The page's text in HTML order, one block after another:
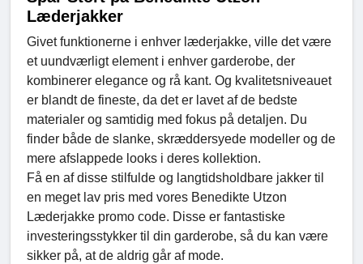
Læderjakker
Givet funktionerne i enhver læderjakke, ville det være
et uundværligt element i enhver garderobe, der
kombinerer elegance og rå kant. Og kvalitetsniveauet
er blandt de fineste, da det er lavet af de bedste
materialer og samtidig med fokus på detaljen. Du
finder både de slanke, skræddersyede modeller og de
mere afslappede looks i deres kollektion.
Få en af disse stilfulde og langtidsholdbare jakker til
en meget lav pris med vores Benedikte Utzon
Læderjakke promo code. Disse er fantastiske
investeringsstykker til din garderobe, så du kan være
sikker på, at de aldrig går af mode.